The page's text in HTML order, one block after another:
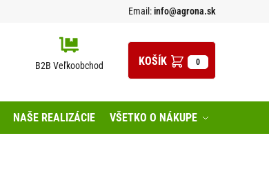
Email:info@agrona.sk
B2B Veľkoobchod 0
NAŠE REALIZÁCIE VŠETKO O NÁKUPE